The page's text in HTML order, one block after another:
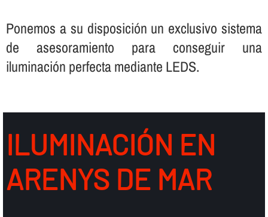
Ponemos a su disposición un exclusivo sistema
de asesoramiento para conseguir una
iluminación perfecta mediante LEDS.
ILUMINACIÓN EN
ARENYS DE MAR